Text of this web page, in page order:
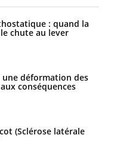
: quand la
chute au lever
une déformation des
conséquences
(Sclérose latérale